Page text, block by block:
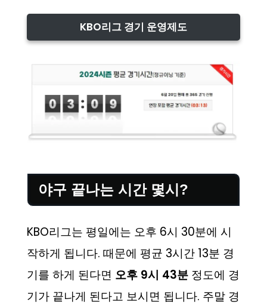
KBO리그 경기 운영제도
야구 끝나는 시간 몇시?
KBO리그는 평일에는 오후 6시 30분에 시
작하게 됩니다. 때문에 평균 3시간 13분 경
기를 하게 된다면 오후 9시 43분 정도에 경
기가 끝나게 된다고 보시면 됩니다. 주말 경